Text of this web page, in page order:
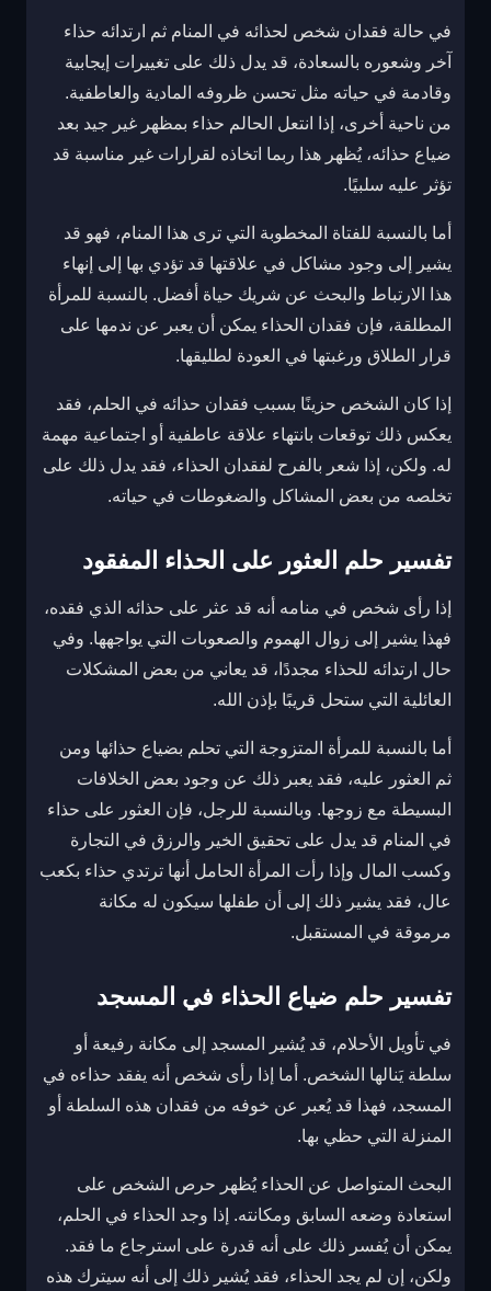
في حالة فقدان شخص لحذائه في المنام ثم ارتدائه حذاء
آخر وشعوره بالسعادة، قد يدل ذلك على تغييرات إيجابية
وقادمة في حياته مثل تحسن ظروفه المادية والعاطفية.
من ناحية أخرى، إذا انتعل الحالم حذاء بمظهر غير جيد بعد
ضياع حذائه، يُظهر هذا ربما اتخاذه لقرارات غير مناسبة قد
تؤثر عليه سلبيًا.
أما بالنسبة للفتاة المخطوبة التي ترى هذا المنام، فهو قد
يشير إلى وجود مشاكل في علاقتها قد تؤدي بها إلى إنهاء
هذا الارتباط والبحث عن شريك حياة أفضل. بالنسبة للمرأة
المطلقة، فإن فقدان الحذاء يمكن أن يعبر عن ندمها على
قرار الطلاق ورغبتها في العودة لطليقها.
إذا كان الشخص حزينًا بسبب فقدان حذائه في الحلم، فقد
يعكس ذلك توقعات بانتهاء علاقة عاطفية أو اجتماعية مهمة
له. ولكن، إذا شعر بالفرح لفقدان الحذاء، فقد يدل ذلك على
تخلصه من بعض المشاكل والضغوطات في حياته.
تفسير حلم العثور على الحذاء المفقود
إذا رأى شخص في منامه أنه قد عثر على حذائه الذي فقده،
فهذا يشير إلى زوال الهموم والصعوبات التي يواجهها. وفي
حال ارتدائه للحذاء مجددًا، قد يعاني من بعض المشكلات
العائلية التي ستحل قريبًا بإذن الله.
أما بالنسبة للمرأة المتزوجة التي تحلم بضياع حذائها ومن
ثم العثور عليه، فقد يعبر ذلك عن وجود بعض الخلافات
البسيطة مع زوجها. وبالنسبة للرجل، فإن العثور على حذاء
في المنام قد يدل على تحقيق الخير والرزق في التجارة
وكسب المال وإذا رأت المرأة الحامل أنها ترتدي حذاء بكعب
عال، فقد يشير ذلك إلى أن طفلها سيكون له مكانة
مرموقة في المستقبل.
تفسير حلم ضياع الحذاء في المسجد
في تأويل الأحلام، قد يُشير المسجد إلى مكانة رفيعة أو
سلطة يَنالها الشخص. أما إذا رأى شخص أنه يفقد حذاءه في
المسجد، فهذا قد يُعبر عن خوفه من فقدان هذه السلطة أو
المنزلة التي حظي بها.
البحث المتواصل عن الحذاء يُظهر حرص الشخص على
استعادة وضعه السابق ومكانته. إذا وجد الحذاء في الحلم،
يمكن أن يُفسر ذلك على أنه قدرة على استرجاع ما فقد.
ولكن، إن لم يجد الحذاء، فقد يُشير ذلك إلى أنه سيترك هذه